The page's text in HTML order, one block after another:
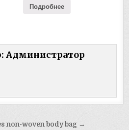
Подробнее
Администратор
non-woven body bag →